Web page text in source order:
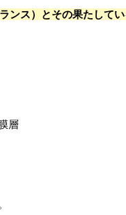
ンス）とその果たして
層